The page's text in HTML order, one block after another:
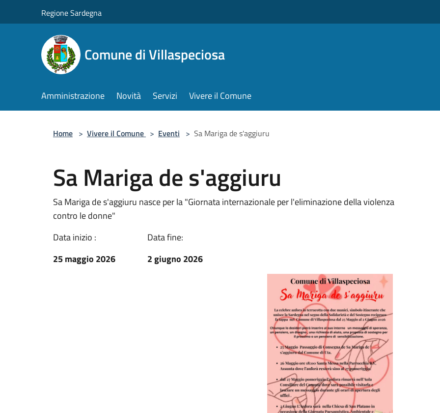
Regione Sardegna
Comune di Villaspeciosa
Amministrazione Novità Servizi Vivere il Comune
Home > Vivere il Comune > Eventi > Sa Mariga de s'aggiuru
Sa Mariga de s'aggiuru
Sa Mariga de s'aggiuru nasce per la "Giornata internazionale per l'eliminazione della violenza
contro le donne"
Data inizio :
25 maggio 2026
Data fine:
2 giugno 2026